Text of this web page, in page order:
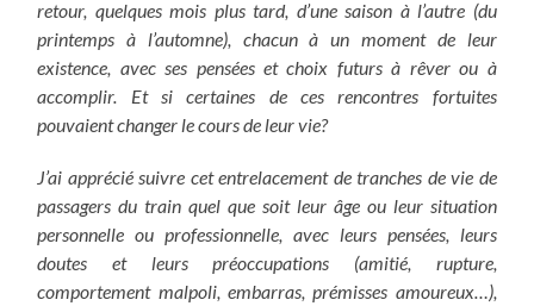
retour, quelques mois plus tard, d’une saison à l’autre (du
printemps à l’automne), chacun à un moment de leur
existence, avec ses pensées et choix futurs à rêver ou à
accomplir. Et si certaines de ces rencontres fortuites
pouvaient changer le cours de leur vie?
J’ai apprécié suivre cet entrelacement de tranches de vie de
passagers du train quel que soit leur âge ou leur situation
personnelle ou professionnelle, avec leurs pensées, leurs
doutes et leurs préoccupations (amitié, rupture,
comportement malpoli, embarras, prémisses amoureux…),